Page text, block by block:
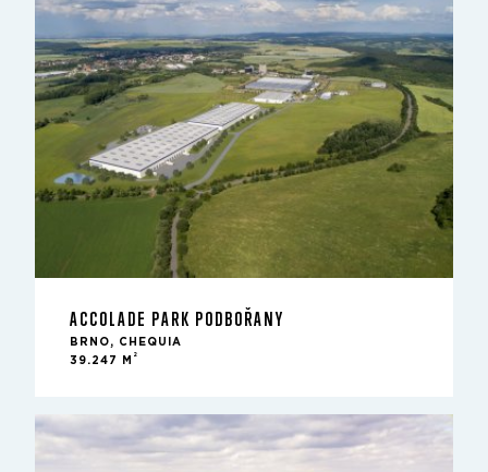
ACCOLADE PARK PODBOŘANY
BRNO, CHEQUIA
39.247 M
2